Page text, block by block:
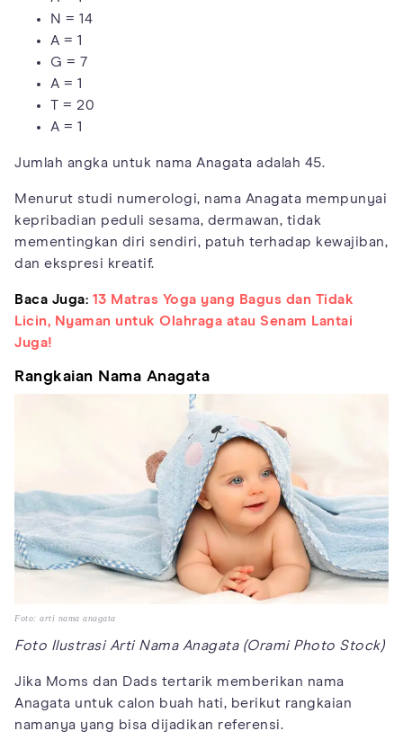
N = 14
A = 1
G = 7
A = 1
T = 20
A = 1
Jumlah angka untuk nama Anagata adalah 45.
Menurut studi numerologi, nama Anagata mempunyai
kepribadian peduli sesama, dermawan, tidak
mementingkan diri sendiri, patuh terhadap kewajiban,
dan ekspresi kreatif.
Baca Juga: 13 Matras Yoga yang Bagus dan Tidak
Licin, Nyaman untuk Olahraga atau Senam Lantai
Juga!
Rangkaian Nama Anagata
Foto: arti nama anagata
Foto Ilustrasi Arti Nama Anagata (Orami Photo Stock)
Jika Moms dan Dads tertarik memberikan nama
Anagata untuk calon buah hati, berikut rangkaian
namanya yang bisa dijadikan referensi.